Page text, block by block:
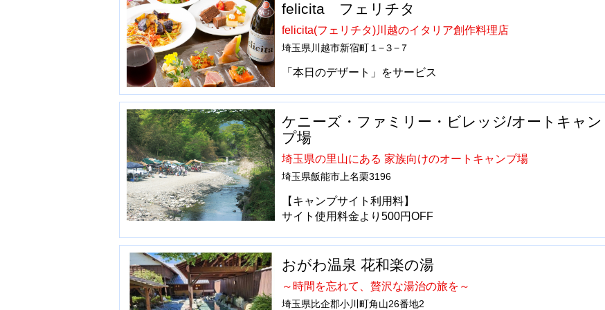
felicita フェリチタ
felicita(フェリチタ)川越のイタリア創作料理店
埼玉県川越市新宿町１−３−７
「本日のデザート」をサービス
ケニーズ・ファミリー・ビレッジ/オートキャン
プ場
埼玉県の里山にある 家族向けのオートキャンプ場
埼玉県飯能市上名栗3196
【キャンプサイト利用料】
サイト使用料金より500円OFF
おがわ温泉 花和楽の湯
～時間を忘れて、贅沢な湯治の旅を～
埼玉県比企郡小川町角山26番地2